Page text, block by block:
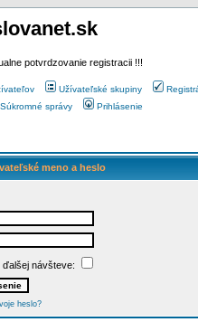
potvrdzovanie registracii !!!
Užívateľské skupiny
Súkromné správy Prihlásenie
meno a heslo
ďalšej návšteve:
heslo?